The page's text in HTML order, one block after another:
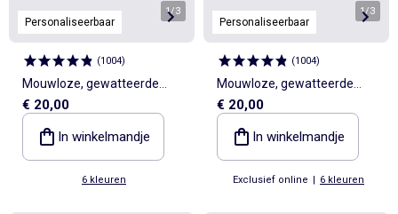
Personaliseerbaar
1/3
(1004)
Mouwloze, gewatteerde
babyslaapzak, TOG-waarde
€ 20,00
In winkelmandje
6 kleuren
Personaliseerbaar
1/3
(1004)
Mouwloze, gewatteerde
babyslaapzak, TOG-waarde
€ 20,00
In winkelmandje
Exclusief online | 6 kleuren